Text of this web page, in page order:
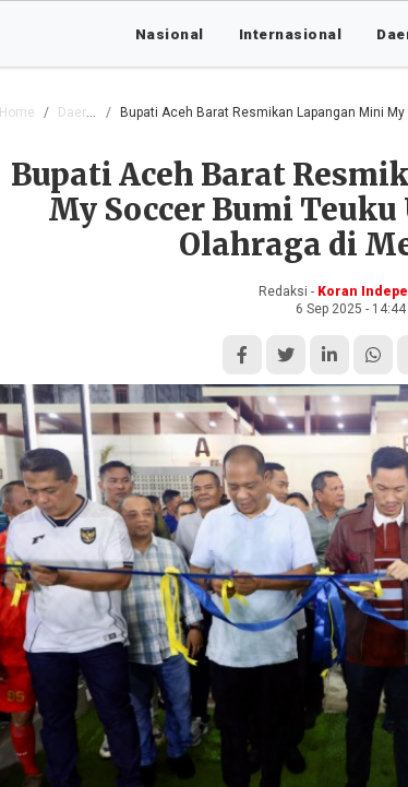
Nasional Internasional
Home Daerah Bupati Aceh Barat Resmikan Lapangan Mini My
Bupati Aceh Barat
My Soccer Bumi
Olahraga di
Redaksi - Koran
6 Sep 2025 - 14:44